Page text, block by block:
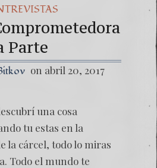
Parte
on abril 20, 2017
una cosa
tu estas en la
la cárcel, todo lo miras
Todo el mundo te